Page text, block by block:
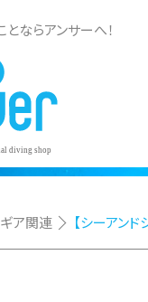
ならアンサーへ！
ギア関連 【シーアン